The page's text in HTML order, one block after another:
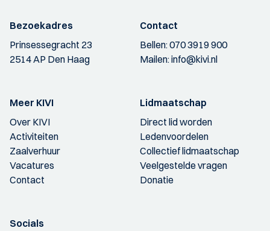
Bezoekadres
Prinsessegracht 23
2514 AP Den Haag
Contact
Bellen:070 3919 900
Mailen:info@kivi.nl
Meer KIVI
Over KIVI
Activiteiten
Zaalverhuur
Vacatures
Contact
Lidmaatschap
Direct lid worden
Ledenvoordelen
Collectief lidmaatschap
Veelgestelde vragen
Donatie
Socials